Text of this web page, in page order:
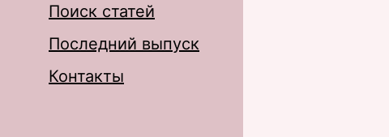
Поиск статей
Последний выпуск
Контакты